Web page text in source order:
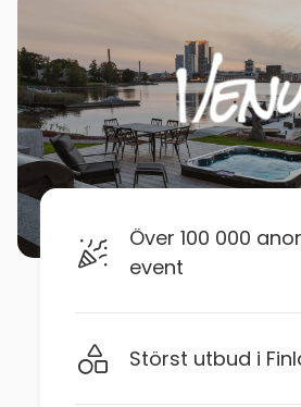
Över 100 000
event
Störst utbud i